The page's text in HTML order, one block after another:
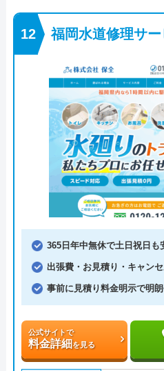
福岡水道修理サー
365日年中無休で土日祝日も
出張費・お見積り・キャン
事前に見積り料金明示で明
公式サイトで
料金詳細 を見る